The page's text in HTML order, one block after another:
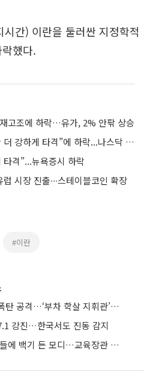
간) 이란을 둘러싼 지정학적
했다.
고조에 하락…유가, 2% 안팎 상승
뉴욕증시, 트럼프 “이란 더 강하게 타격”에 하락...나스닥 1.98%↓
격”...뉴욕증시 하락
시장 진출∙∙∙스테이블코인 확장
#이란
러 모스크바 고급식당 폭탄 공격…‘부차 학살 지휘관’ 노렸나
강진…한국서도 진동 감지
인도 ‘바퀴벌레당’ 청년들에 백기 든 모디…교육장관 사퇴